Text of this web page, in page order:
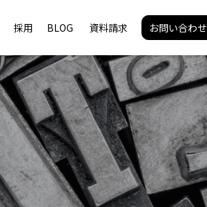
採用 BLOG 資料請求 お問い合わせ